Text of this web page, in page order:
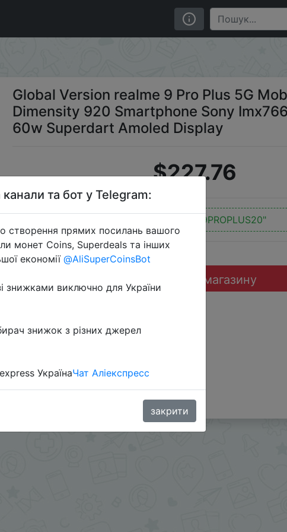
Mobile Phone Dimensity 920 Smartphone Sony Imx766 Ois
Global Version realme 9 Pro Plus 5G
Dimensity 920 Smartphone Sony
60w Superdart Amoled Display
$227.76
"9PROPLUS20"
Перейти до магазину
та бот у Telegram:
створення прямих посилань вашого
монет Coins, Superdeals та інших
економії @AliSuperCoinsBot
знижками виключно для України
знижок з різних джерел
УкраїнаЧат Аліекспресс
закрити